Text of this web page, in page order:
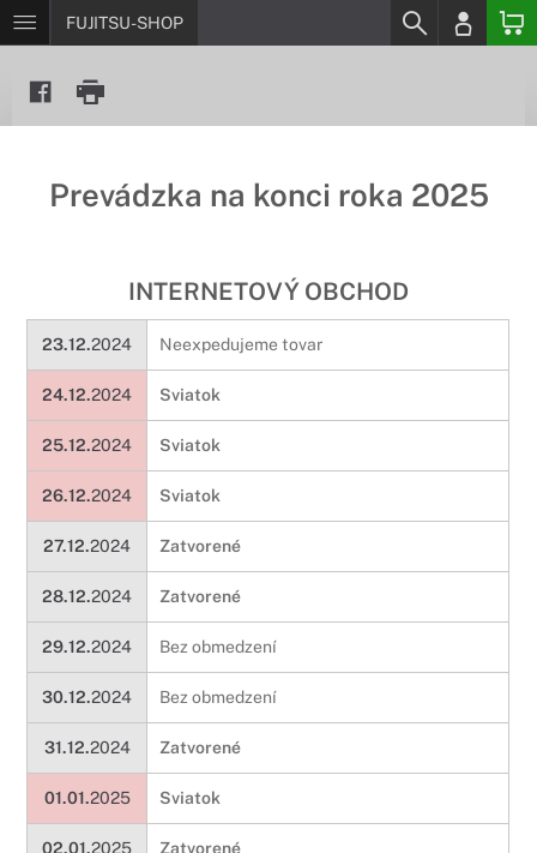
FUJITSU-SHOP
Prevádzka na konci roka 2025
INTERNETOVÝ OBCHOD
23.12.2024 Neexpedujeme tovar
24.12.2024 Sviatok
25.12.2024 Sviatok
26.12.2024 Sviatok
27.12.2024 Zatvorené
28.12.2024 Zatvorené
29.12.2024 Bez obmedzení
30.12.2024 Bez obmedzení
31.12.2024 Zatvorené
01.01.2025 Sviatok
02.01.2025 Zatvorené